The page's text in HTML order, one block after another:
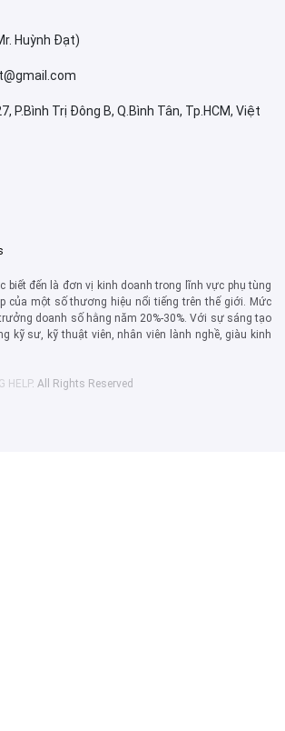
Huỳnh Đạt)
P.Bình Trị Đông B, Q.Bình Tân, Tp.HCM, Việt
biết đến là đơn vị kinh doanh trong lĩnh vực phụ tùng
của một số thương hiệu nổi tiếng trên thế giới. Mức
doanh số hằng năm 20%-30%. Với sự sáng tạo
kỹ sư, kỹ thuật viên, nhân viên lành nghề, giàu kinh
HELP. All Rights Reserved